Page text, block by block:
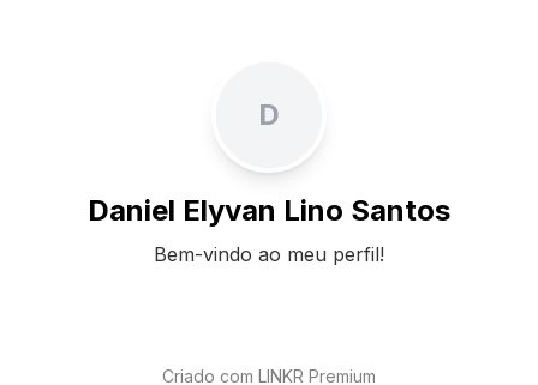
D
Daniel Elyvan Lino Santos
Bem-vindo ao meu perfil!
Criado com LINKR Premium